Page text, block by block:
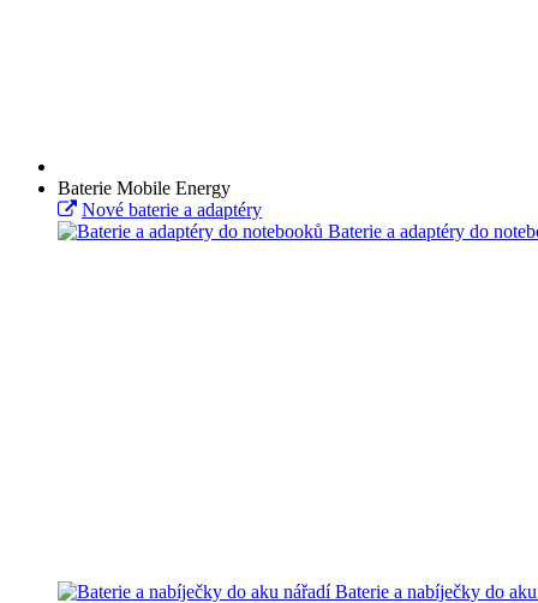
Baterie Mobile Energy
Nové baterie a adaptéry
Baterie a adaptéry do
Baterie a nabíječky do